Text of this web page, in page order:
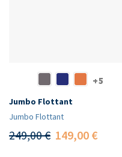
+5
Jumbo Flottant
Jumbo Flottant
249,00 € 149,00 €